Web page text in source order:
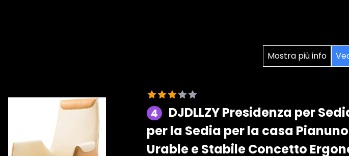
Mostra più info
4
DJDLLZY Presidenza per
per la Sedia per la casa
Urable e Stabile Concetto